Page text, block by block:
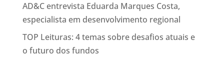
AD&C entrevista Eduarda Marques Costa,
especialista em desenvolvimento regional
TOP Leituras: 4 temas sobre desafios atuais e
o futuro dos fundos